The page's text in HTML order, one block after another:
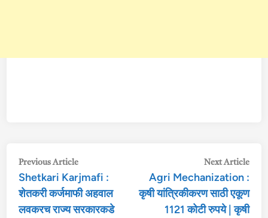
Post
navigation
Previous ArticlePrevious
article:
Shetkari Karjmafi :
शेतकरी कर्जमाफी अहवाल
लवकरच राज्य सरकारकडे
Next Article
Agri Mechanization :
कृषी यांत्रिकीकरण साठी एकूण
1121 कोटी रुपये | कृषी